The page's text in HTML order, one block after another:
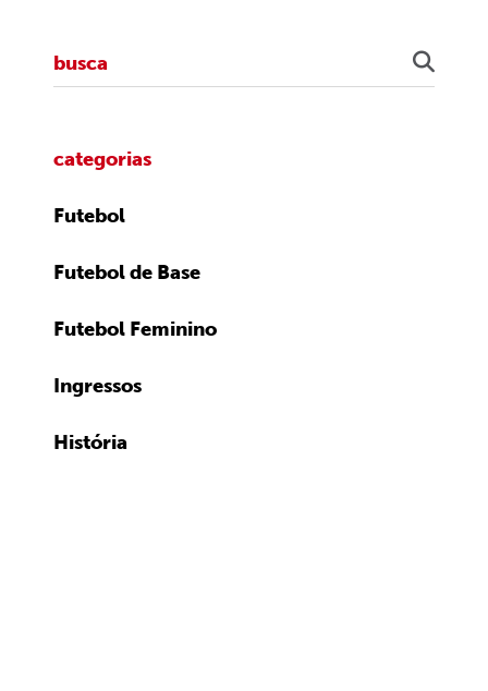
categorias
Futebol
Futebol de Base
Futebol Feminino
Ingressos
História